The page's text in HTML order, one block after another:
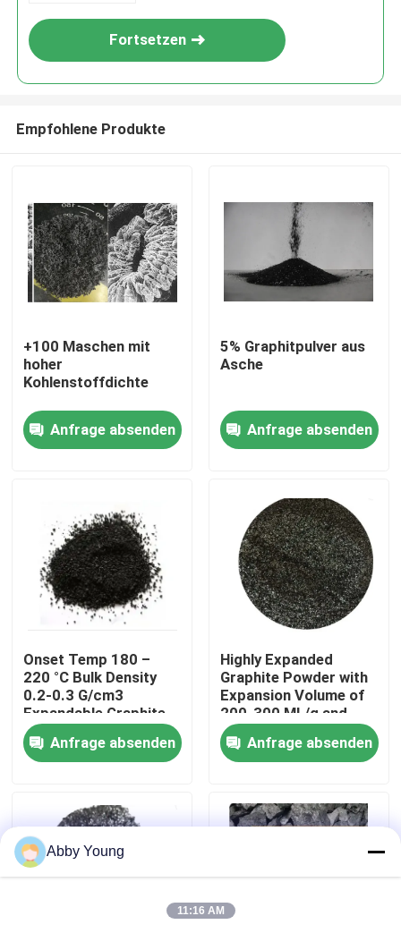
Haus
Über uns
Fabrik-Ausflug
Treten Sie mit uns in Verbindung
Nachrichten
Graphitrohstoff
Natürlicher Lamellengraphit
Fortsetzen
Empfohlene Produkte
+100 Maschen mit
hoher
Kohlenstoffdichte
Anfrage absenden
5% Graphitpulver aus
Asche
Anfrage absenden
Onset Temp 180 –
220 °C Bulk Density
0.2-0.3 G/cm3
Expandable Graphite
Powder for
Performance
Anfrage absenden
Highly Expanded
Graphite Powder with
Expansion Volume of
200-300 ML/g and
Volatile Content ≤4%
Anfrage absenden
Abby Young
11:16 AM